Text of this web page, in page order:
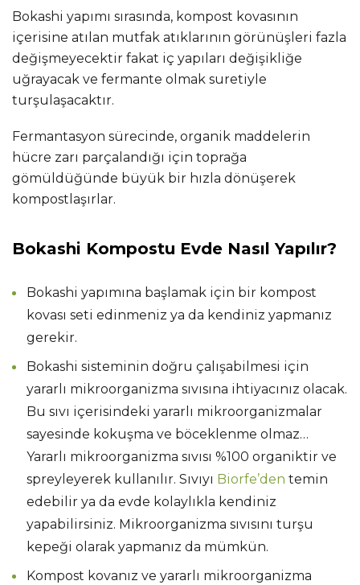
Bokashi yapımı sırasında, kompost kovasının
içerisine atılan mutfak atıklarının görünüşleri fazla
değişmeyecektir fakat iç yapıları değişikliğe
uğrayacak ve fermante olmak suretiyle
turşulaşacaktır.
Fermantasyon sürecinde, organik maddelerin
hücre zarı parçalandığı için toprağa
gömüldüğünde büyük bir hızla dönüşerek
kompostlaşırlar.
Bokashi Kompostu Evde Nasıl Yapılır?
Bokashi yapımına başlamak için bir kompost
kovası seti edinmeniz ya da kendiniz yapmanız
gerekir.
Bokashi sisteminin doğru çalışabilmesi için
yararlı mikroorganizma sıvısına ihtiyacınız olacak.
Bu sıvı içerisindeki yararlı mikroorganizmalar
sayesinde kokuşma ve böceklenme olmaz…
Yararlı mikroorganizma sıvısı %100 organiktir ve
spreyleyerek kullanılır. Sıvıyı Biorfe’den temin
edebilir ya da evde kolaylıkla kendiniz
yapabilirsiniz. Mikroorganizma sıvısını turşu
kepeği olarak yapmanız da mümkün.
Kompost kovanız ve yararlı mikroorganizma